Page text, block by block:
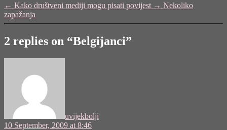
← Kako društveni mediji mogu pisati povijest → Nekoliko
zapažanja
2 replies on “Belgijanci”
uvijekbolji
10 September, 2009 at 8:46